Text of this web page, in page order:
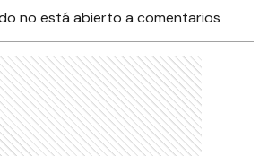
no está abierto a comentarios